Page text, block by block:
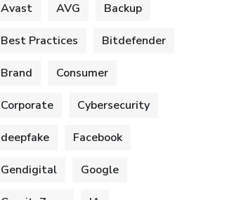
Avast AVG Backup
Best Practices Bitdefender
Brand Consumer
Corporate Cybersecurity
deepfake Facebook
Gendigital Google